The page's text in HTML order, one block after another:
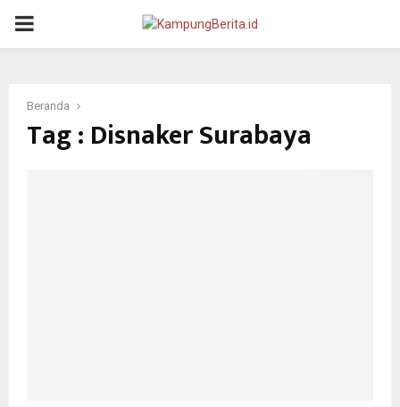
PRIMARY
Beranda
Tag : Disnaker Surabaya